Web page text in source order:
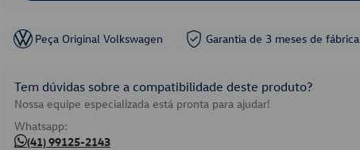
Peça Original Volkswagen Garantia de 3 meses de fábrica
Tem dúvidas sobre a compatibilidade deste produto?
Nossa equipe especializada está pronta para ajudar!
Whatsapp:
(41) 99125-2143